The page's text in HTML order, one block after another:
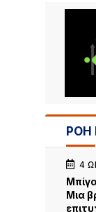
ΡΟΗ
4
Μια